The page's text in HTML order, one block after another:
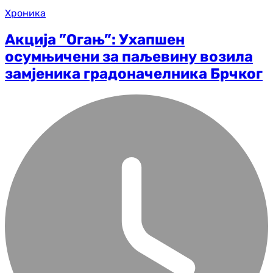
Хроника
Акција ”Огањ”: Ухапшен
осумњичени за паљевину возила
замјеника градоначелника Брчког